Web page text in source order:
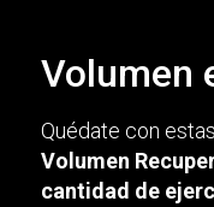
Volumen
Quédate con
Volumen
cantidad de